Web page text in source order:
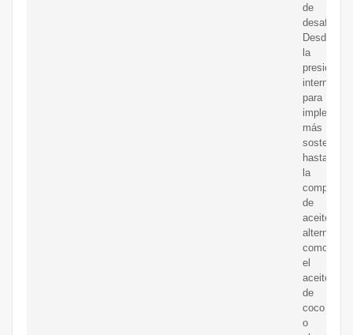
de
desafíos.
Desde
la
presión
para
más
hasta
la
de
aceites
como
el
aceite
de
coco
o